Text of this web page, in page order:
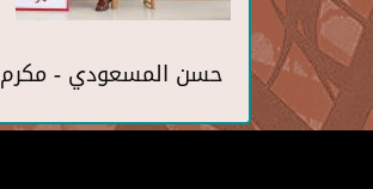
حسن المسعودي - مكرم